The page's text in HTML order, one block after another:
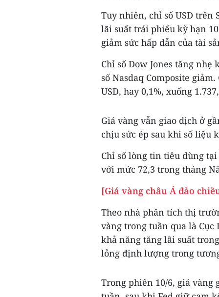
Tuy nhiên, chỉ số USD
lãi suất trái phiếu kỳ hạn
giảm sức hấp dẫn của tài
Chỉ số Dow Jones tăng
số Nasdaq Composite
USD, hay 0,1%, xuống
Giá vàng vẫn giao dịch ở
chịu sức ép sau khi số liệu
Chỉ số lòng tin tiêu dùng
với mức 72,3 trong tháng
[Giá vàng châu Á đảo
Theo nhà phân tích thị
vàng trong tuần qua là Cục
khả năng tăng lãi suất
lỏng định lượng trong
Trong phiên 10/6, giá vàng